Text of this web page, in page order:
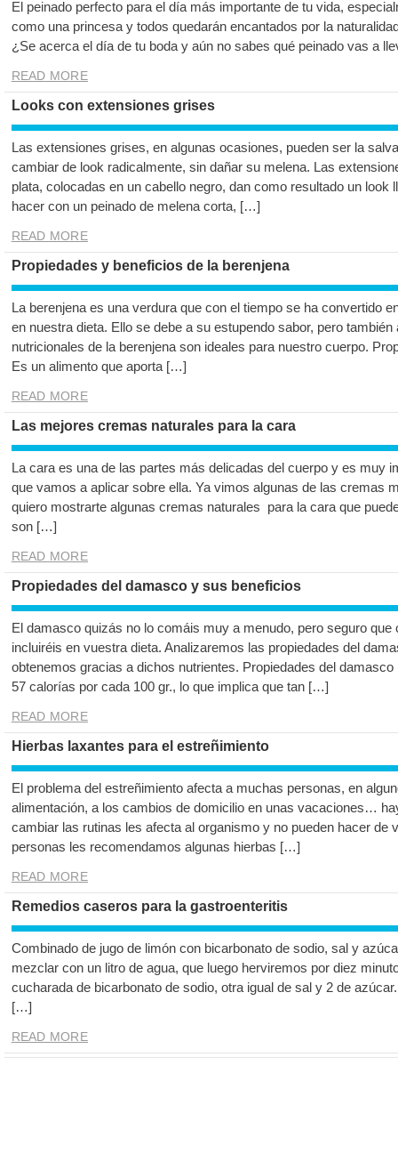
El peinado perfecto para el día más importante de tu vida,
como una princesa y todos quedarán encantados por la
¿Se acerca el día de tu boda y aún no sabes qué peinado vas a
READ MORE
Looks con extensiones grises
Las extensiones grises, en algunas ocasiones, pueden ser la
cambiar de look radicalmente, sin dañar su melena. Las
plata, colocadas en un cabello negro, dan como resultado un look
hacer con un peinado de melena corta, […]
READ MORE
Propiedades y beneficios de la berenjena
La berenjena es una verdura que con el tiempo se ha convertido
en nuestra dieta. Ello se debe a su estupendo sabor, pero
nutricionales de la berenjena son ideales para nuestro cuerpo.
Es un alimento que aporta […]
READ MORE
Las mejores cremas naturales para la cara
La cara es una de las partes más delicadas del cuerpo y es muy
que vamos a aplicar sobre ella. Ya vimos algunas de las cremas
quiero mostrarte algunas cremas naturales para la cara que
son […]
READ MORE
Propiedades del damasco y sus beneficios
El damasco quizás no lo comáis muy a menudo, pero seguro
incluiréis en vuestra dieta. Analizaremos las propiedades del
obtenemos gracias a dichos nutrientes. Propiedades del
57 calorías por cada 100 gr., lo que implica que tan […]
READ MORE
Hierbas laxantes para el estreñimiento
El problema del estreñimiento afecta a muchas personas, en
alimentación, a los cambios de domicilio en unas vacaciones…
cambiar las rutinas les afecta al organismo y no pueden hacer de
personas les recomendamos algunas hierbas […]
READ MORE
Remedios caseros para la gastroenteritis
Combinado de jugo de limón con bicarbonato de sodio, sal y
mezclar con un litro de agua, que luego herviremos por diez
cucharada de bicarbonato de sodio, otra igual de sal y 2 de
[…]
READ MORE